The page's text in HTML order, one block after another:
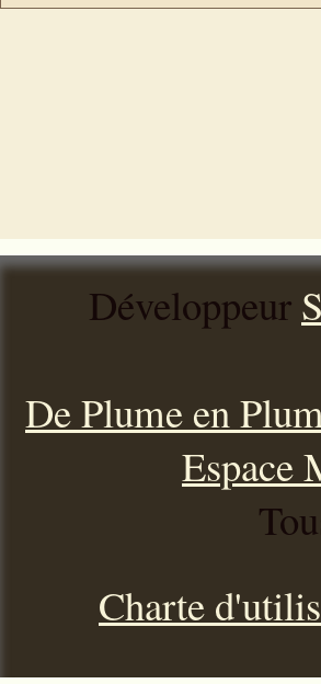
Développeur
De Plume en
Espace
Charte